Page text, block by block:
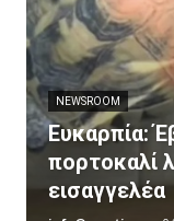
NEWSROOM
Ευκαρπία:
πορτοκαλί
εισαγγελέα